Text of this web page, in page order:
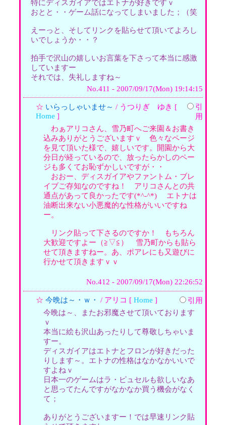
特にディスガイアではエトナが好きですｖ
おとと・・ゲーム話になってしまいました；（笑
えーっと、そしてリンクを貼らせて頂いてよろし
いでしょうか・・？
拍手で沢山の嬉しいお言葉を下さって本当に感激
していますー
それでは、失礼しますね～
No.411 - 2007/09/17(Mon) 19:14:15
☆ いらっしゃいませ～ / うつりぎ ゆき [
Home ]
引
用
わぁアリコさん、雪乃町へご来園＆お書き
込みありがとうございますｖ 色々なページ
を見て頂いた様で、嬉しいです。開園から大
分日が経っているので、放ったらかしのペー
ジも多くてお恥ずかしいですが・・
おおー、ディスガイアやファントム・ブレ
イブご存知なのですね！ アリコさんとの共
通点があって良かったです(*^-^*) エトナは
油断出来ない小悪魔的な性格がいいですね
ー。
リンク貼って下さるのですか！ もちろん
大歓迎ですよー（≧▽≦） 雪乃町からも貼ら
せて頂きますねー。あ、ポアレにも又遊びに
行かせて頂きますｖｖ
No.412 - 2007/09/17(Mon) 22:26:52
☆ 今晩は～・ｗ・ / アリコ [ Home ]
引用
今晩は～、またお邪魔させて頂いております
ｖ
本当に絵も沢山あったりして尊敬しちゃいま
すー。
ディスガイアはエトナとフロンが好きだった
りします～。エトナの性格はなかなかいいで
すよねｖ
日本一のゲームはラ・ピュセルも欲しいなあ
と思ってたんですがなかなか買う機会がなく
て；
ありがとうございますー！では早速リンク貼